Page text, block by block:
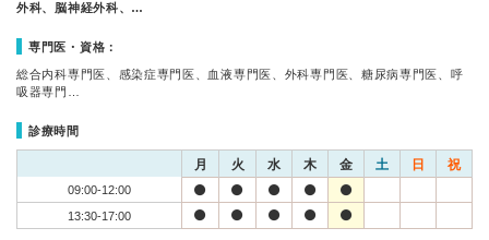
外科、脳神経外科、…
専門医・資格：
総合内科専門医、感染症専門医、血液専門医、外科専門医、糖尿病専門医、呼
吸器専門…
診療時間
月 火 水 木 金 土 日 祝
09:00-12:00
13:30-17:00